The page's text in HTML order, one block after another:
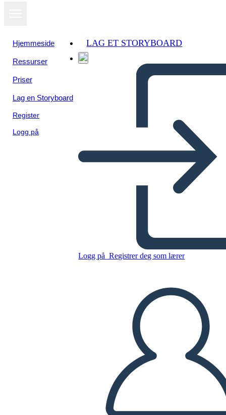
Hjemmeside
Ressurser
Priser
Lag en Storyboard
Register
Logg på
LAG ET STORYBOARD
Logg på Registrer deg som lærer
Kopier dette storyboardet
LAGE ET STORYBOARD
SPILLE AV LYSBILDEFREMVISNING
LES FOR MEG
Vis som
lysbildefremvisning